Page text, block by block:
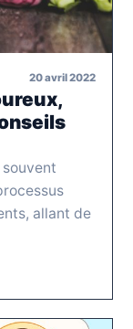
20 avril 2022
allant de